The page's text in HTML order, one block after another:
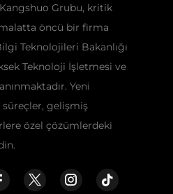
Kangshuo Grubu, kritik
öncü bir firma
Teknolojileri Bakanlığı
Teknoloji İşletmesi ve
Yeni
gelişmiş
özel çözümlerdeki